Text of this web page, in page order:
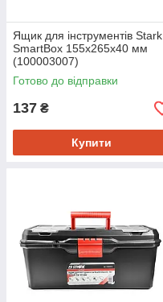
Ящик для інструментів Stark
SmartBox 155x265x40 мм
(100003007)
Готово до відправки
137 ₴
Купити